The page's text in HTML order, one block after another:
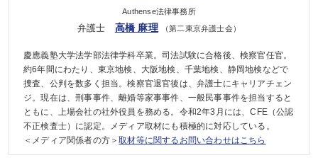
Authense法律事務所
弁護士 高橋 麻理 （第二東京弁護士会）
慶應義塾大学法学部法律学科卒業。司法試験に合格後、検察官任官。
約6年間にわたり、東京地検、大阪地検、千葉地検、静岡地検などで
捜査、公判を数多く担当。検察官退官後は、弁護士にキャリアチェン
ジ。現在は、刑事事件、離婚等家事事件、一般民事事件を担当すると
ともに、上場会社の社外役員を務める。令和2年3月には、CFE（公認
不正検査士）に認定。メディア取材にも積極的に対応している。
＜メディア関係者の方＞取材等に関するお問い合わせはこちら